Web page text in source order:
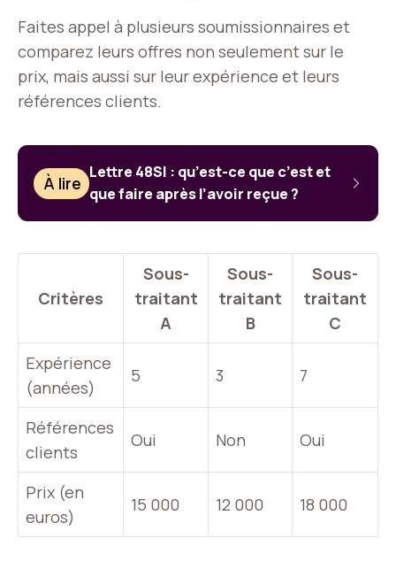
Faites appel à plusieurs soumissionnaires et
comparez leurs offres non seulement sur le
prix, mais aussi sur leur expérience et leurs
références clients.
À lire
Lettre 48SI : qu’est-ce que c’est et
que faire après l’avoir reçue ?
Critères
Sous-
traitant
A
Sous-
traitant
B
Sous-
traitant
C
Expérience
(années)
5 3 7
Références
clients
Oui Non Oui
Prix (en
euros)
15 000 12 000 18 000